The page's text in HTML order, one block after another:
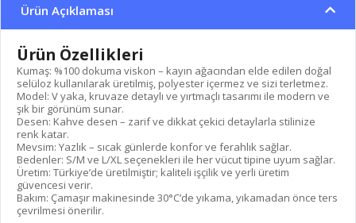
Ürün Açıklaması
Ürün Özellikleri
Kumaş: %100 dokuma viskon – kayın ağacından elde edilen doğal
selüloz kullanılarak üretilmiş, polyester içermez ve sizi terletmez.
Model: V yaka, kruvaze detaylı ve yırtmaçlı tasarımı ile modern ve
şık bir görünüm sunar.
Desen: Kahve desen – zarif ve dikkat çekici detaylarla stilinize
renk katar.
Mevsim: Yazlık – sıcak günlerde konfor ve ferahlık sağlar.
Bedenler: S/M ve L/XL seçenekleri ile her vücut tipine uyum sağlar.
Üretim: Türkiye’de üretilmiştir; kaliteli işçilik ve yerli üretim
güvencesi verir.
Bakım: Çamaşır makinesinde 30°C’de yıkama, yıkamadan önce ters
çevrilmesi önerilir.